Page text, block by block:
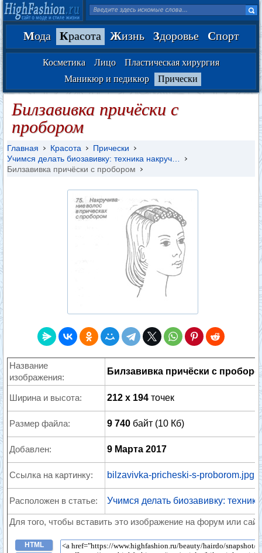
Мода Красота Жизнь Здоровье Спорт
Косметика Лицо
Пластическая хирургия
Маникюр и педикюр
Прически
Билзавивка причёски с
пробором
Главная Красота
Прически
Учимся делать биозавивку: техника накруч…
Билзавивка причёски с пробором
Название
изображения:
Билзавивка причёски с
Ширина и высота: 212 x 194 точек
Размер файла: 9 740 байт (10 Кб)
Добавлен: 9 Марта 2017
Ссылка на картинку: bilzavivka-pricheski-s-proborom.jpg
Расположен в статье: Учимся делать биозавивку:
Для того, чтобы вставить это изображение на форум или
HTML